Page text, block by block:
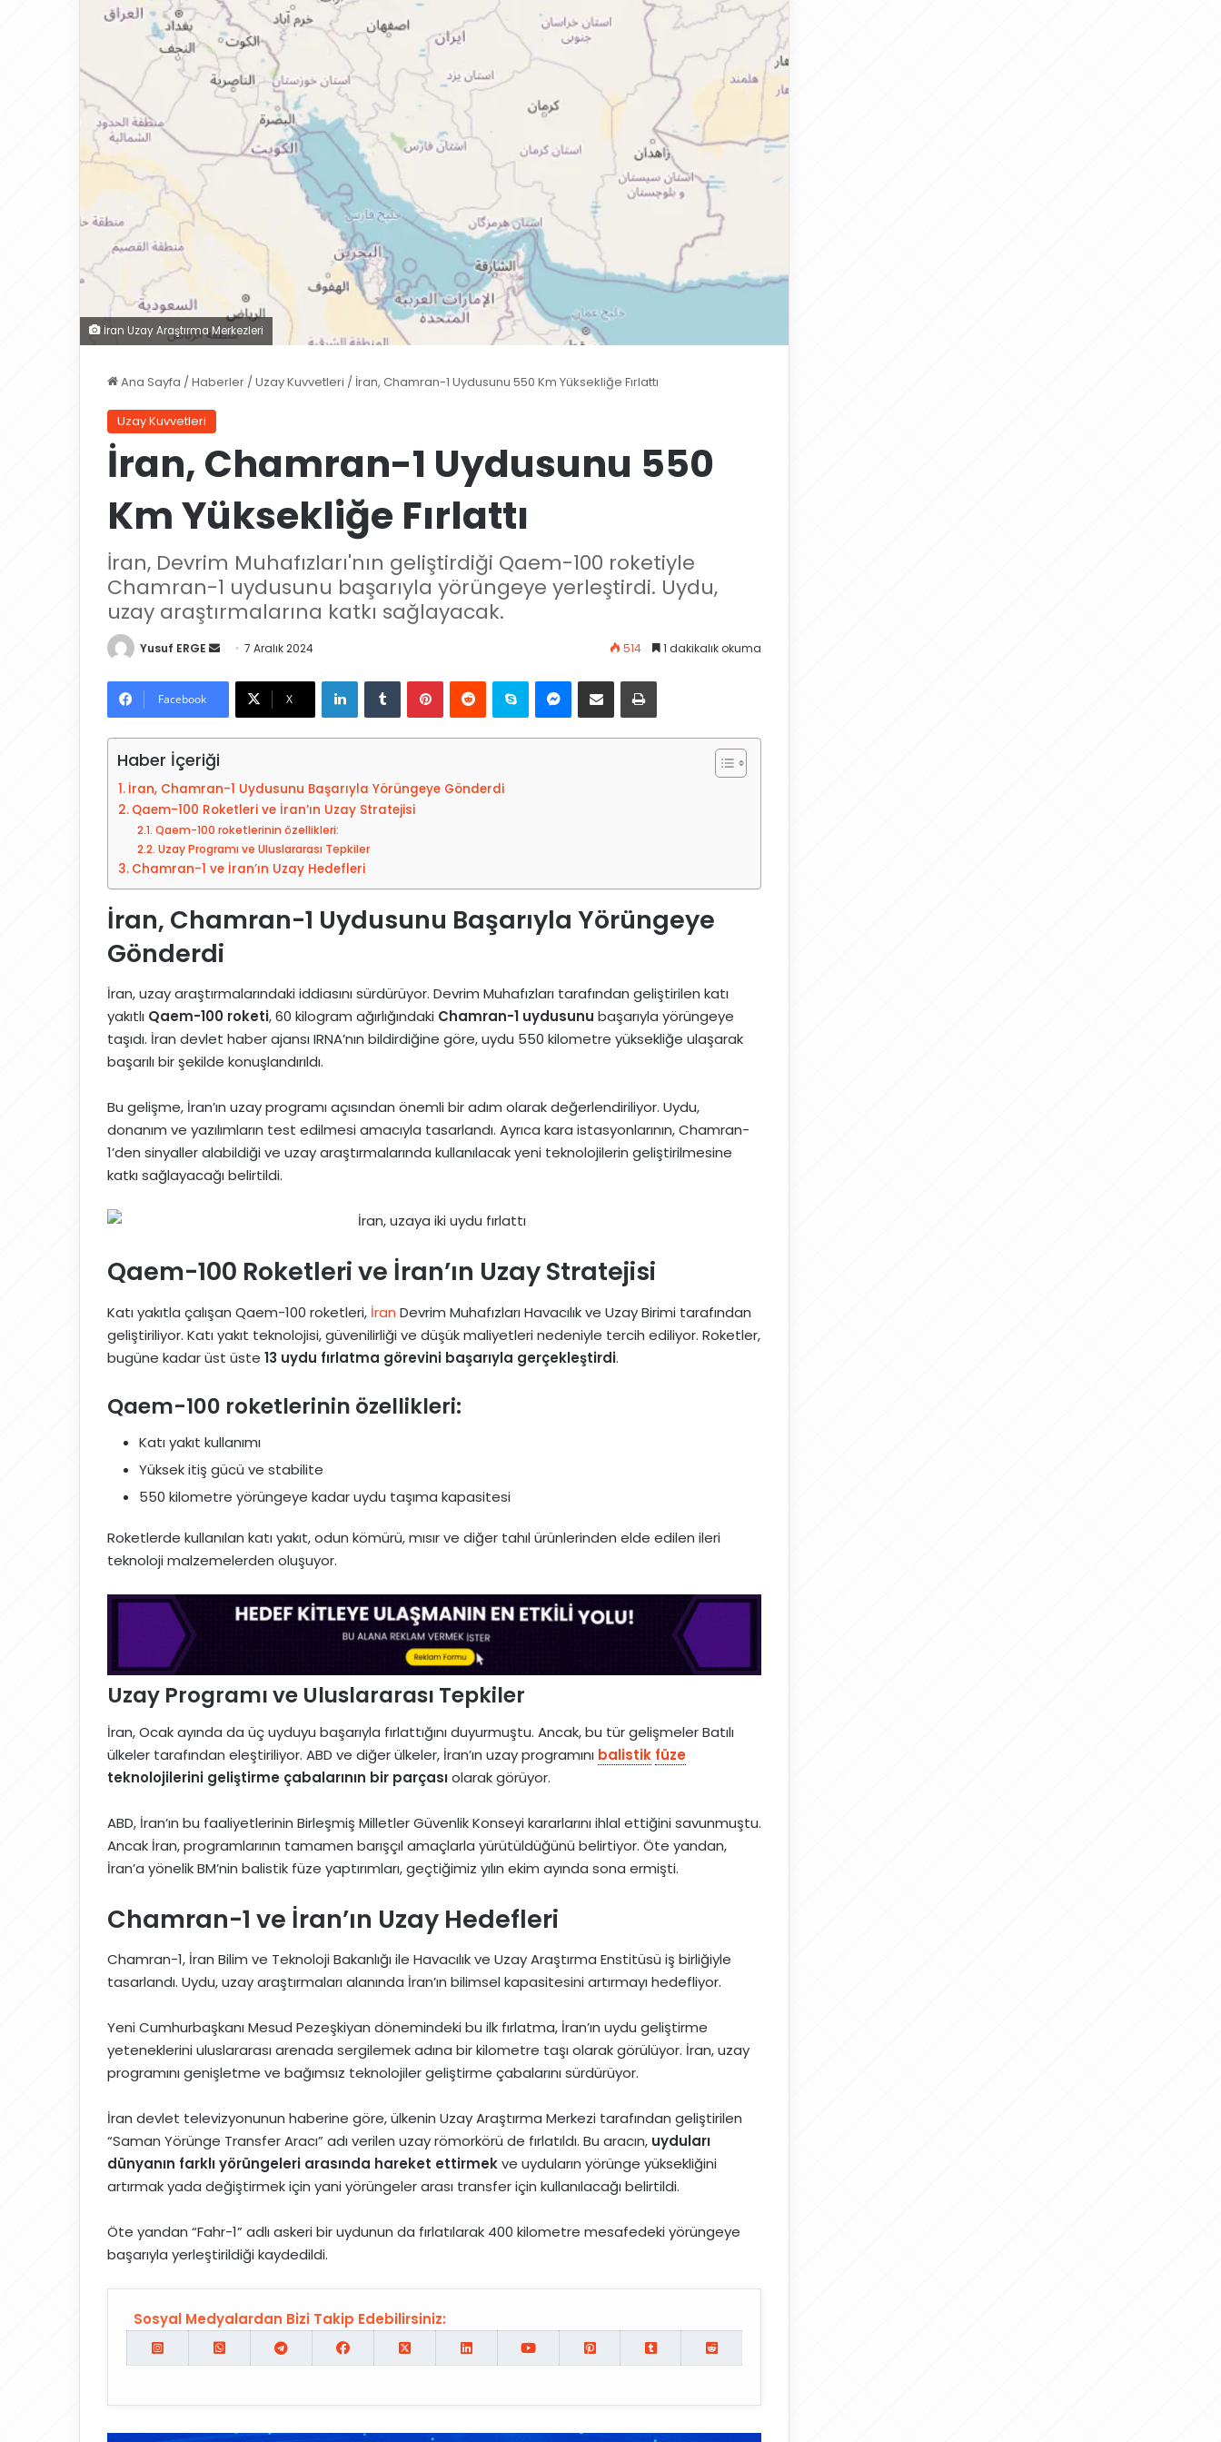
İran Uzay Araştırma Merkezleri
Ana Sayfa / Haberler / Uzay Kuvvetleri / İran, Chamran-1 Uydusunu 550 Km Yüksekliğe Fırlattı
Uzay Kuvvetleri
İran, Chamran-1 Uydusunu 550
Km Yüksekliğe Fırlattı
İran, Devrim Muhafızları'nın geliştirdiği Qaem-100 roketiyle
Chamran-1 uydusunu başarıyla yörüngeye yerleştirdi. Uydu,
uzay araştırmalarına katkı sağlayacak.
Yusuf ERGE
-
s
a
g
ö
d
e
m
e
k
7 Aralık 2024 514 1 dakikalık okuma
Facebook X
LinkedIn Skype
Haber İçeriği
İran, Chamran-1 Uydusunu Başarıyla Yörüngeye Gönderdi
Qaem-100 Roketleri ve İran’ın Uzay Stratejisi
Qaem-100 roketlerinin özellikleri:
Uzay Programı ve Uluslararası Tepkiler
Chamran-1 ve İran’ın Uzay Hedefleri
İran, Chamran-1 Uydusunu Başarıyla Yörüngeye
Gönderdi
İran, uzay araştırmalarındaki iddiasını sürdürüyor. Devrim Muhafızları tarafından geliştirilen katı
yakıtlı Qaem-100 roketi, 60 kilogram ağırlığındaki Chamran-1 uydusunu başarıyla yörüngeye
taşıdı. İran devlet haber ajansı IRNA’nın bildirdiğine göre, uydu 550 kilometre yüksekliğe ulaşarak
başarılı bir şekilde konuşlandırıldı.
Bu gelişme, İran’ın uzay programı açısından önemli bir adım olarak değerlendiriliyor. Uydu,
donanım ve yazılımların test edilmesi amacıyla tasarlandı. Ayrıca kara istasyonlarının, Chamran-
1’den sinyaller alabildiği ve uzay araştırmalarında kullanılacak yeni teknolojilerin geliştirilmesine
katkı sağlayacağı belirtildi.
Qaem-100 Roketleri ve İran’ın Uzay Stratejisi
Katı yakıtla çalışan Qaem-100 roketleri, İran Devrim Muhafızları Havacılık ve Uzay Birimi tarafından
geliştiriliyor. Katı yakıt teknolojisi, güvenilirliği ve düşük maliyetleri nedeniyle tercih ediliyor. Roketler,
bugüne kadar üst üste 13 uydu fırlatma görevini başarıyla gerçekleştirdi.
Qaem-100 roketlerinin özellikleri:
Katı yakıt kullanımı
Yüksek itiş gücü ve stabilite
550 kilometre yörüngeye kadar uydu taşıma kapasitesi
Roketlerde kullanılan katı yakıt, odun kömürü, mısır ve diğer tahıl ürünlerinden elde edilen ileri
teknoloji malzemelerden oluşuyor.
Uzay Programı ve Uluslararası Tepkiler
İran, Ocak ayında da üç uyduyu başarıyla fırlattığını duyurmuştu. Ancak, bu tür gelişmeler Batılı
ülkeler tarafından eleştiriliyor. ABD ve diğer ülkeler, İran’ın uzay programını balistik füze
teknolojilerini geliştirme çabalarının bir parçasıolarak görüyor.
ABD, İran’ın bu faaliyetlerinin Birleşmiş Milletler Güvenlik Konseyi kararlarını ihlal ettiğini savunmuştu.
Ancak İran, programlarının tamamen barışçıl amaçlarla yürütüldüğünü belirtiyor. Öte yandan,
İran’a yönelik BM’nin balistik füze yaptırımları, geçtiğimiz yılın ekim ayında sona ermişti.
Chamran-1 ve İran’ın Uzay Hedefleri
Chamran-1, İran Bilim ve Teknoloji Bakanlığı ile Havacılık ve Uzay Araştırma Enstitüsü iş birliğiyle
tasarlandı. Uydu, uzay araştırmaları alanında İran’ın bilimsel kapasitesini artırmayı hedefliyor.
Yeni Cumhurbaşkanı Mesud Pezeşkiyan dönemindeki bu ilk fırlatma, İran’ın uydu geliştirme
yeteneklerini uluslararası arenada sergilemek adına bir kilometre taşı olarak görülüyor. İran, uzay
programını genişletme ve bağımsız teknolojiler geliştirme çabalarını sürdürüyor.
İran devlet televizyonunun haberine göre, ülkenin Uzay Araştırma Merkezi tarafından geliştirilen
“Saman Yörünge Transfer Aracı” adı verilen uzay römorkörü de fırlatıldı. Bu aracın, uyduları
dünyanın farklı yörüngeleri arasında hareket ettirmekve uyduların yörünge yüksekliğini
artırmak yada değiştirmek için yani yörüngeler arası transfer için kullanılacağı belirtildi.
Öte yandan “Fahr-1” adlı askeri bir uydunun da fırlatılarak 400 kilometre mesafedeki yörüngeye
başarıyla yerleştirildiği kaydedildi.
Sosyal Medyalardan Bizi Takip Edebilirsiniz: